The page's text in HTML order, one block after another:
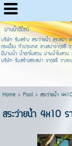
ม่านน้ำดีไซน์
บริษัท รับสร้าง สระว่ายน้ำ สระสปา
กระเบื้อง ทั่วประเทศ อ่างสปาจากุซ
มีม่านน้ำ น้ำตกในสวน ม่านน้ำในสวน
บริษัท รับสร้างสระสปา จากุซชี่ วางร
Home> Pool> สระว่ายน้ำ
สระว่ายน้ำ 4x10